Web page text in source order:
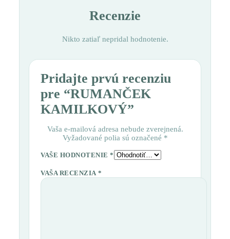
Recenzie
Nikto zatiaľ nepridal hodnotenie.
Pridajte prvú recenziu
pre “RUMANČEK
KAMILKOVÝ”
Vaša e-mailová adresa nebude zverejnená.
Vyžadované polia sú označené *
VAŠE HODNOTENIE *
VAŠA RECENZIA *